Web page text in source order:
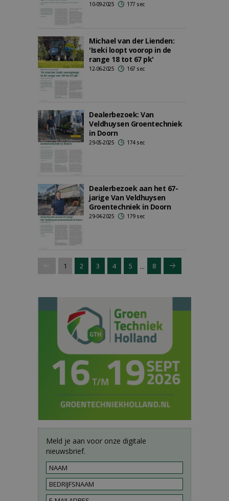
10-09-2025 177 sec
Michael van der Lienden:
'Iseki loopt voorop in de
range 18 tot 67 pk'
12-06-2025 167 sec
Dealerbezoek: Van
Veldhuysen Groentechniek
in Doorn
29-05-2025 174 sec
Dealerbezoek aan het 67-
jarige Van Veldhuysen
Groentechniek in Doorn
29-04-2025 179 sec
1 2 3 4 5 ... 8
Meld je aan voor onze digitale
nieuwsbrief.